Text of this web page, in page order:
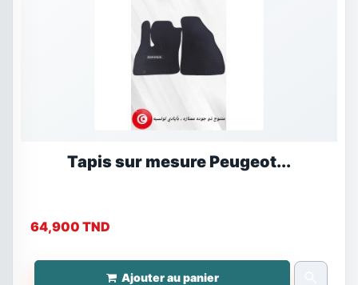
Tapis sur mesure Peugeot...
64,900 TND
Ajouter au panier